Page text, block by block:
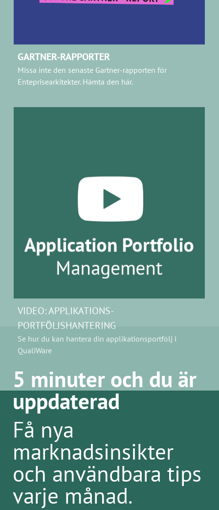
Missa inte den senaste Gartner-rapporten för
VIDEO:APPLIKATIONS-
PORTFÖLJSHANTERING
Se hur du kan hantera din applikationsportfölj i
5 minuter och du är
uppdaterad
Få nya
marknadsinsikter
och användbara tips
varje månad.